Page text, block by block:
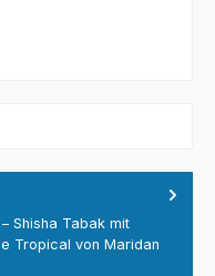
Shisha Tabak mit
Tropical von Maridan